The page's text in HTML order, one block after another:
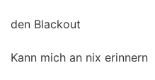
den Blackout
Kann mich an nix erinnern